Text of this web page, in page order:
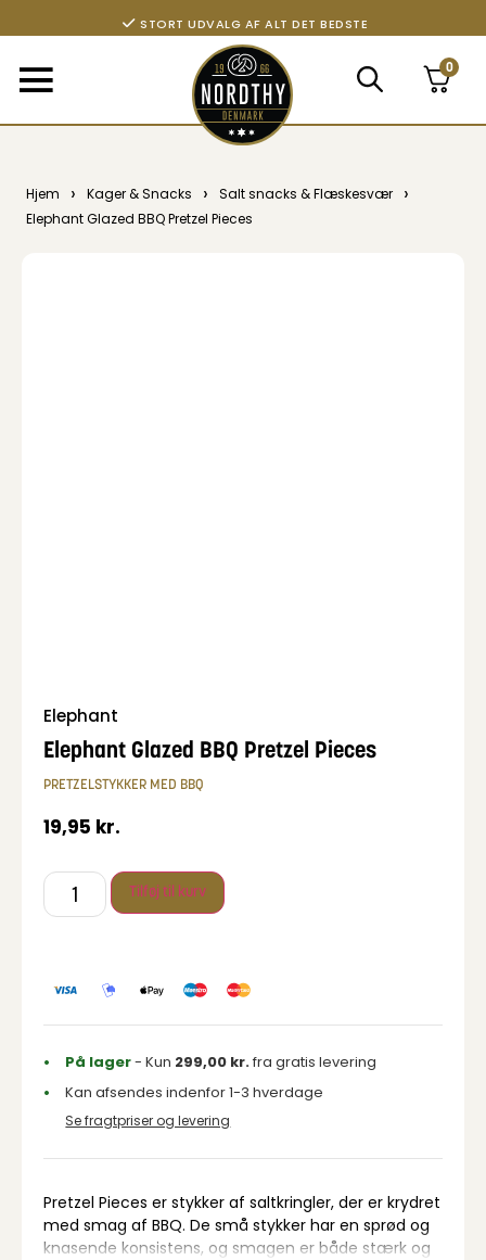
STORT UDVALG AF ALT DET BEDSTE
0
Hjem › Kager & Snacks › Salt snacks & Flæskesvær ›
Elephant Glazed BBQ Pretzel Pieces
Elephant
Elephant Glazed BBQ Pretzel Pieces
PRETZELSTYKKER MED BBQ
19,95 kr.
Tilføj til kurv
På lager- Kun 299,00 kr.fra gratis levering
Kan afsendes indenfor 1-3 hverdage
Se fragtpriser og levering
Pretzel Pieces er stykker af saltkringler, der er krydret
med smag af BBQ. De små stykker har en sprød og
knasende konsistens, og smagen er både stærk og